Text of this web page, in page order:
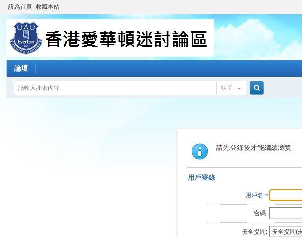
設為首頁 收藏本站
論壇
帖子
索
請先登錄後才能繼續瀏覽
用戶登錄
用戶名
密碼:
安全提問: